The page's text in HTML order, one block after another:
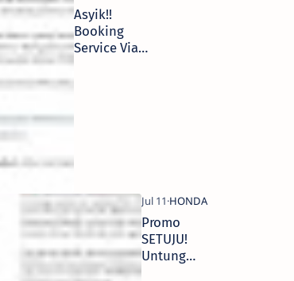
Asyik!!
Booking
Service Via
Brompit
Bisa Dapat
Ribu
Promo
SETUJU!
Untung
Banyak